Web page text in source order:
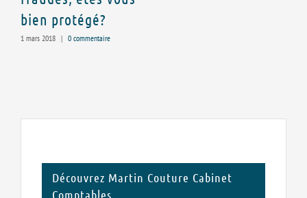
bien protégé?
1 mars 2018 | 0 commentaire
Découvrez Martin Couture Cabinet
Comptables